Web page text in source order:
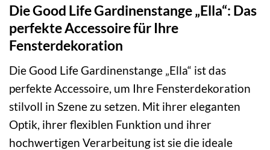
Die Good Life Gardinenstange „Ella“: Das
perfekte Accessoire für Ihre
Fensterdekoration
Die Good Life Gardinenstange „Ella“ ist das
perfekte Accessoire, um Ihre Fensterdekoration
stilvoll in Szene zu setzen. Mit ihrer eleganten
Optik, ihrer flexiblen Funktion und ihrer
hochwertigen Verarbeitung ist sie die ideale